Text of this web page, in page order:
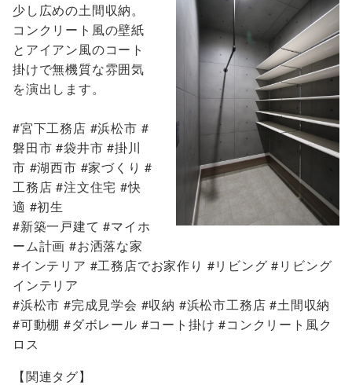
少し広めの土間収納。
コンクリート風の壁紙
とアイアン風のコート
掛けで無機質な雰囲気
を演出します。
#宮下工務店 #浜松市 #
磐田市 #袋井市 #掛川
市 #湖西市 #家づくり #
工務店 #注文住宅 #快
適 #初生
#新築一戸建て #マイホ
ーム計画 #お洒落な家
#インテリア #工務店でお家作り #リビング #リビング
インテリア
#浜松市 #完成見学会 #収納 #浜松市工務店 #土間収納
#可動棚 #ダボレール #コート掛け #コンクリート風ク
ロス
【関連タグ】